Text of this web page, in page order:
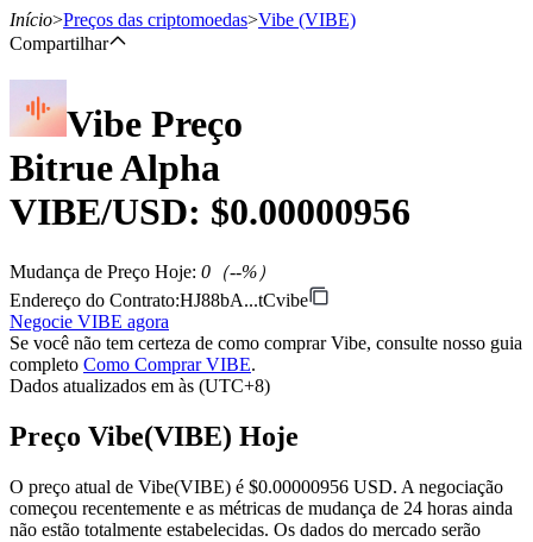
Futuros
Futuros de USDT
Futuros usando USDT como garantia
Início>Preços das criptomoedas>Vibe (VIBE)
Compartilhar
Vibe Preço
Bitrue Alpha
VIBE/USD: $0.00000956
Mudança de Preço Hoje: 0 （--%）
Endereço do Contrato:HJ88bA...tCvibe
Negocie VIBE agora
Se você não tem certeza de como comprar Vibe, consulte nosso guia
completo Como Comprar VIBE.
Dados atualizados em às (UTC+8)
Preço Vibe(VIBE) Hoje
O preço atual de Vibe(VIBE) é $0.00000956 USD. A negociação
começou recentemente e as métricas de mudança de 24 horas ainda
não estão totalmente estabelecidas. Os dados do mercado serão